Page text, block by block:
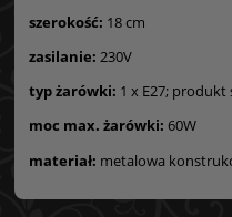
szerokość: 18 cm
zasilanie: 230V
typ żarówki: 1 x E27;
moc max. żarówki: 60W
materiał: metalowa